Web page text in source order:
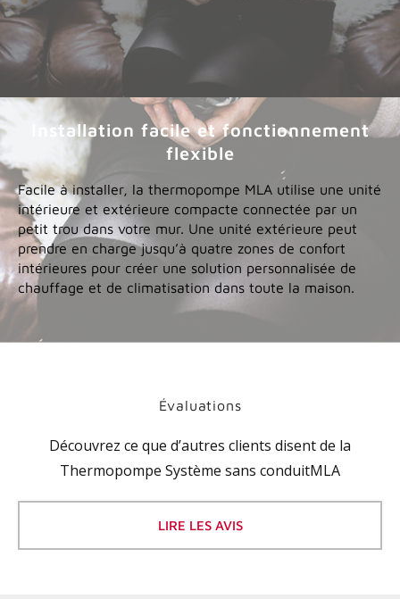
Installation facile et fonctionnement
flexible
Facile à installer, la thermopompe MLA utilise une unité
intérieure et extérieure compacte connectée par un
petit trou dans votre mur. Une unité extérieure peut
prendre en charge jusqu’à quatre zones de confort
intérieures pour créer une solution personnalisée de
chauffage et de climatisation dans toute la maison.
Évaluations
Découvrez ce que d’autres clients disent de la
Thermopompe Système sans conduitMLA
LIRE LES AVIS